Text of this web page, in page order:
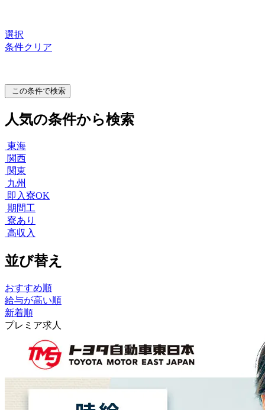
選択
条件クリア
この条件で検索
人気の条件から検索
東海
関西
関東
九州
即入寮OK
期間工
寮あり
高収入
並び替え
おすすめ順
給与が高い順
新着順
プレミア求人